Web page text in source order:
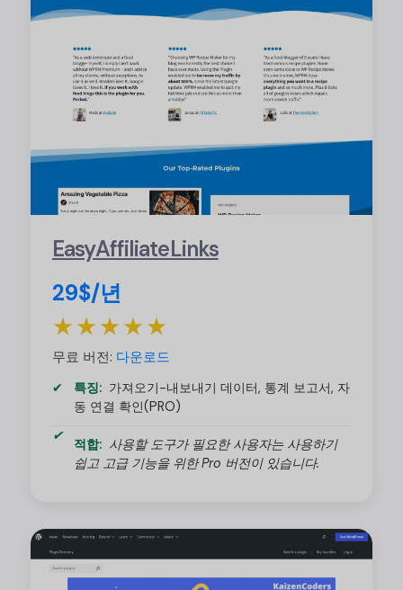
EasyAffiliateLinks
29$/년
★★★★★
무료 버전: 다운로드
특징: 가져오기-내보내기 데이터, 통계 보고서, 자
동 연결 확인(PRO)
적합: 사용할 도구가 필요한 사용자는 사용하기
쉽고 고급 기능을 위한 Pro 버전이 있습니다.